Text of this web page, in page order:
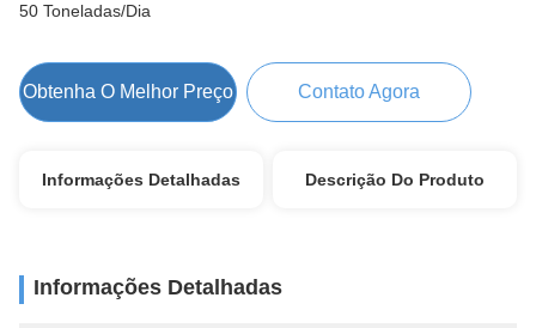
50 Toneladas/Dia
Obtenha O Melhor Preço Contato Agora
Informações Detalhadas Descrição Do Produto
Informações Detalhadas